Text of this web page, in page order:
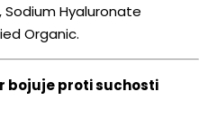
Hyaluronate
Organic.
bojuje proti suchosti